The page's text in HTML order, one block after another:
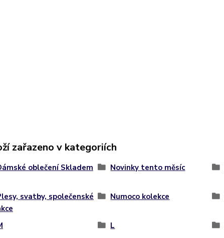
zařazeno v kategoriích
oblečení Skladem Novinky tento měsíc
svatby, společenské
Numoco kolekce
L